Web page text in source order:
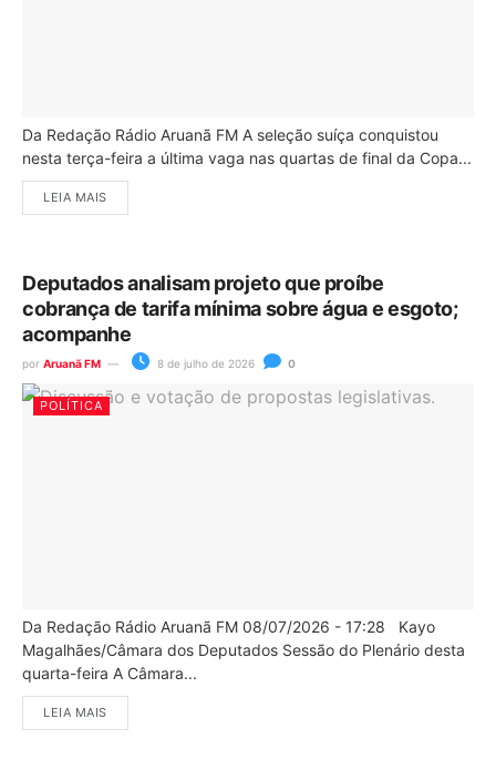
Da Redação Rádio Aruanã FM A seleção suíça conquistou
nesta terça-feira a última vaga nas quartas de final da Copa...
LEIA MAIS
Deputados analisam projeto que proíbe
cobrança de tarifa mínima sobre água e esgoto;
acompanhe
por Aruanã FM 8 de julho de 2026 0
POLÍTICA
Da Redação Rádio Aruanã FM 08/07/2026 - 17:28 Kayo
Magalhães/Câmara dos Deputados Sessão do Plenário desta
quarta-feira A Câmara...
LEIA MAIS